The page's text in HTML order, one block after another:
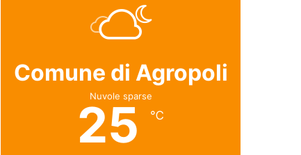
Comune di Agropoli
Nuvole sparse
25 ℃